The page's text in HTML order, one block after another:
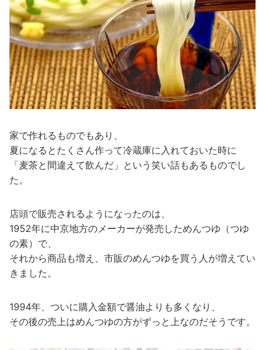
家で作れるものでもあり、
夏になるとたくさん作って冷蔵庫に入れておいた時に
「麦茶と間違えて飲んだ」という笑い話もあるものでし
た。
店頭で販売されるようになったのは、
1952年に中京地方のメーカーが発売しためんつゆ（つゆ
の素）で、
それから商品も増え、市販のめんつゆを買う人が増えてい
きました。
1994年、ついに購入金額で醤油よりも多くなり、
その後の売上はめんつゆの方がずっと上なのだそうです。